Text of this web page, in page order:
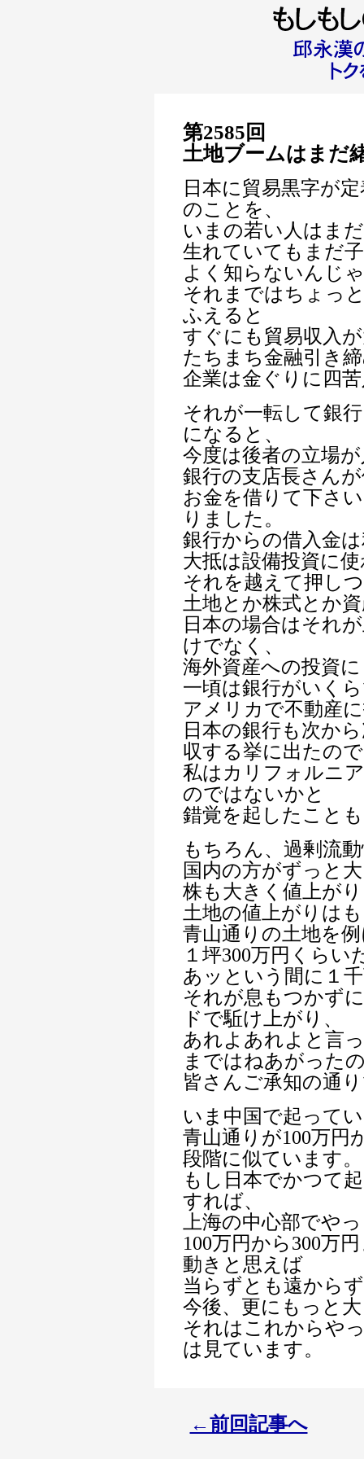
第2585回
土地ブームはまだ
日本に貿易黒字が
のことを、
いまの若い人はま
生れていてもまだ
よく知らないんじ
それまではちょっ
ふえると
すぐにも貿易収入
たちまち金融引き
企業は金ぐりに四
それが一転して銀
になると、
今度は後者の立場
銀行の支店長さん
お金を借りて下さ
りました。
銀行からの借入金
大抵は設備投資に
それを越えて押し
土地とか株式とか
日本の場合はそれ
けでなく、
海外資産への投資
一頃は銀行がいく
アメリカで不動産
日本の銀行も次か
収する挙に出たの
私はカリフォルニ
のではないかと
錯覚を起したこと
もちろん、過剰流
国内の方がずっと
株も大きく値上が
土地の値上がりは
青山通りの土地を
１坪300万円くらい
あッという間に１
それが息もつかず
ドで駈け上がり、
あれよあれよと言
まではねあがった
皆さんご承知の通
いま中国で起って
青山通りが100万円
段階に似ています。
もし日本でかつて
すれば、
上海の中心部でや
100万円から300万
動きと思えば
当らずとも遠から
今後、更にもっと
それはこれからや
は見ています。
←前回記事へ